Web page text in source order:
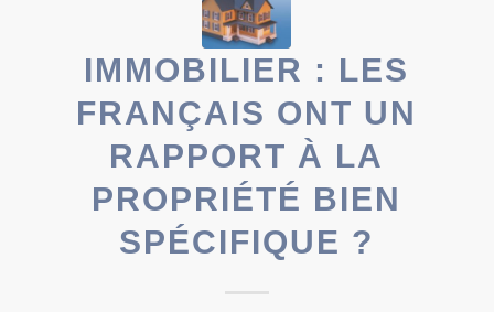
IMMOBILIER : LES
FRANÇAIS ONT UN
RAPPORT À LA
PROPRIÉTÉ BIEN
SPÉCIFIQUE ?